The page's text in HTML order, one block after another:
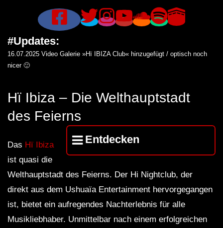
#Updates:
16.07.2025 Video Galerie »Hï IBIZA Club« hinzugefügt / optisch noch
nicer 🙂
Hï Ibiza – Die Welthauptstadt
des Feierns
Entdecken
Das Hï Ibiza
ist quasi die
Welthauptstadt des Feierns. Der Hi Nightclub, der
direkt aus dem Ushuaïa Entertainment hervorgegangen
ist, bietet ein aufregendes Nachterlebnis für alle
Musikliebhaber. Unmittelbar nach einem erfolgreichen